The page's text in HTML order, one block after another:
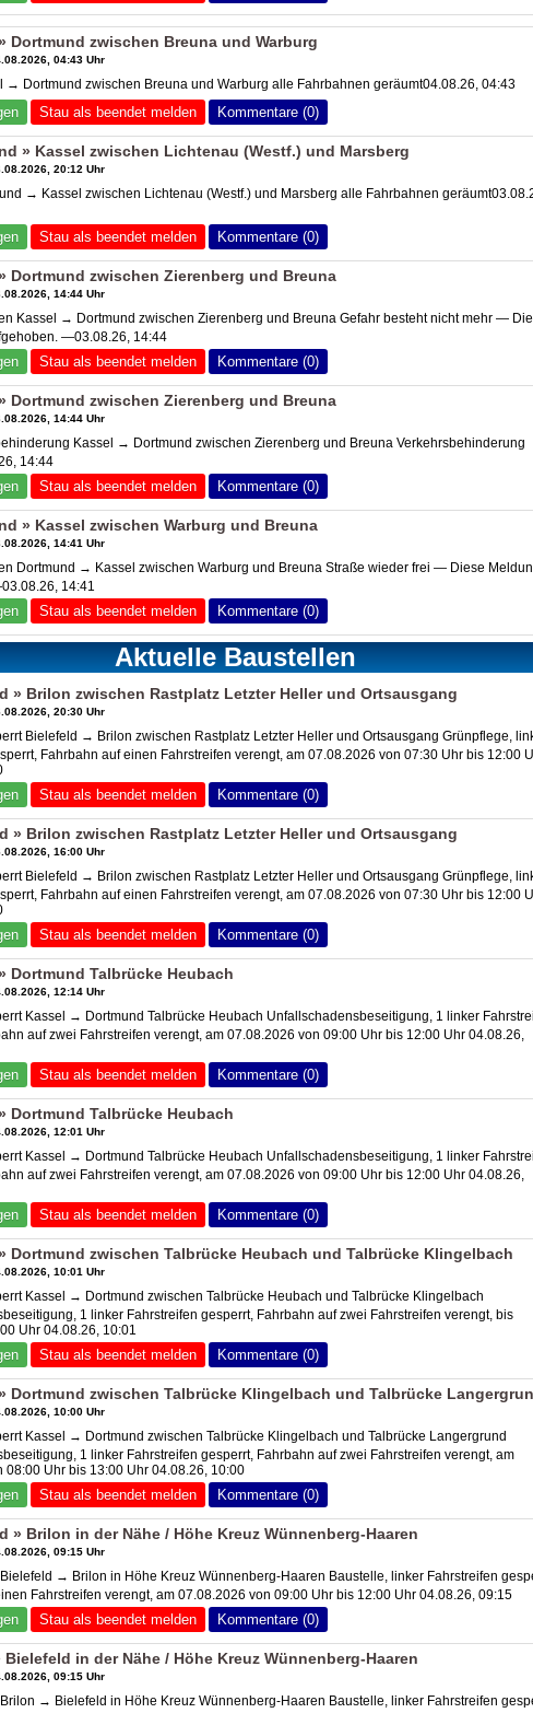
Dortmund zwischen Breuna und Warburg
04:43 Uhr
→ Dortmund zwischen Breuna und Warburg alle Fahrbahnen geräumt04.08.26, 04:43
Stau als beendet melden Kommentare (0)
» Kassel zwischen Lichtenau (Westf.) und Marsberg
20:12 Uhr
→ Kassel zwischen Lichtenau (Westf.) und Marsberg alle Fahrbahnen
Stau als beendet melden Kommentare (0)
Dortmund zwischen Zierenberg und Breuna
14:44 Uhr
Kassel → Dortmund zwischen Zierenberg und Breuna Gefahr besteht nicht mehr —
—03.08.26, 14:44
Stau als beendet melden Kommentare (0)
Dortmund zwischen Zierenberg und Breuna
14:44 Uhr
Kassel → Dortmund zwischen Zierenberg und Breuna Verkehrsbehinderung
14:44
Stau als beendet melden Kommentare (0)
» Kassel zwischen Warburg und Breuna
14:41 Uhr
Dortmund → Kassel zwischen Warburg und Breuna Straße wieder frei — Diese
14:41
Stau als beendet melden Kommentare (0)
Aktuelle Baustellen
» Brilon zwischen Rastplatz Letzter Heller und Ortsausgang
20:30 Uhr
Bielefeld → Brilon zwischen Rastplatz Letzter Heller und Ortsausgang Grünpflege,
Fahrbahn auf einen Fahrstreifen verengt, am 07.08.2026 von 07:30 Uhr bis 12:00
Stau als beendet melden Kommentare (0)
» Brilon zwischen Rastplatz Letzter Heller und Ortsausgang
16:00 Uhr
Bielefeld → Brilon zwischen Rastplatz Letzter Heller und Ortsausgang Grünpflege,
Fahrbahn auf einen Fahrstreifen verengt, am 07.08.2026 von 07:30 Uhr bis 12:00
Stau als beendet melden Kommentare (0)
Dortmund Talbrücke Heubach
12:14 Uhr
Kassel → Dortmund Talbrücke Heubach Unfallschadensbeseitigung, 1 linker
auf zwei Fahrstreifen verengt, am 07.08.2026 von 09:00 Uhr bis 12:00 Uhr 04.08.26,
Stau als beendet melden Kommentare (0)
Dortmund Talbrücke Heubach
12:01 Uhr
Kassel → Dortmund Talbrücke Heubach Unfallschadensbeseitigung, 1 linker
auf zwei Fahrstreifen verengt, am 07.08.2026 von 09:00 Uhr bis 12:00 Uhr 04.08.26,
Stau als beendet melden Kommentare (0)
Dortmund zwischen Talbrücke Heubach und Talbrücke Klingelbach
10:01 Uhr
Kassel → Dortmund zwischen Talbrücke Heubach und Talbrücke Klingelbach
1 linker Fahrstreifen gesperrt, Fahrbahn auf zwei Fahrstreifen verengt, bis
Uhr 04.08.26, 10:01
Stau als beendet melden Kommentare (0)
Dortmund zwischen Talbrücke Klingelbach und Talbrücke
10:00 Uhr
Kassel → Dortmund zwischen Talbrücke Klingelbach und Talbrücke Langergrund
1 linker Fahrstreifen gesperrt, Fahrbahn auf zwei Fahrstreifen verengt, am
08:00 Uhr bis 13:00 Uhr 04.08.26, 10:00
Stau als beendet melden Kommentare (0)
» Brilon in der Nähe / Höhe Kreuz Wünnenberg-Haaren
09:15 Uhr
→ Brilon in Höhe Kreuz Wünnenberg-Haaren Baustelle, linker Fahrstreifen
Fahrstreifen verengt, am 07.08.2026 von 09:00 Uhr bis 12:00 Uhr 04.08.26, 09:15
Stau als beendet melden Kommentare (0)
Bielefeld in der Nähe / Höhe Kreuz Wünnenberg-Haaren
09:15 Uhr
→ Bielefeld in Höhe Kreuz Wünnenberg-Haaren Baustelle, linker Fahrstreifen